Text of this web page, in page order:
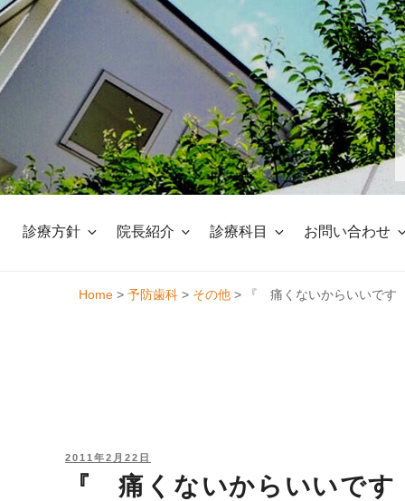
Skip
to
content
診療方針 院長紹介 診療科目 お問い合わせ
Home > 予防歯科 > その他 > 『 痛くないからいいです
POSTED
ON
2011年2月22日
『 痛くないからいいです